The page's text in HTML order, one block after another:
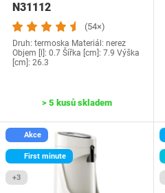
N31112
(54×)
Druh: termoska Materiál: nerez
Objem [l]: 0.7 Šířka [cm]: 7.9 Výška
[cm]: 26.3
> 5 kusů skladem
Akce
First minute
+3